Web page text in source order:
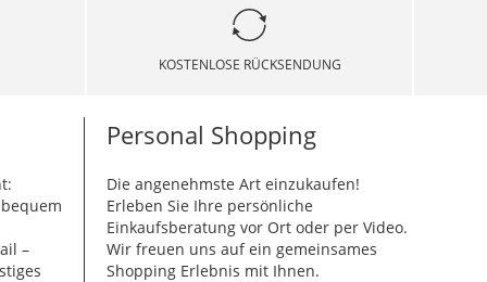
KOSTENLOSE RÜCKSENDUNG
–
Personal Shopping
Die angenehmste Art einzukaufen!
Erleben Sie Ihre persönliche
Einkaufsberatung vor Ort oder per Video.
Wir freuen uns auf ein gemeinsames
Shopping Erlebnis mit Ihnen.